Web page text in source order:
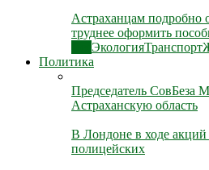
Астраханцам подробно
труднее оформить
ЭкологияТранспорт
Политика
Председатель СовБеза
Астраханскую область
В Лондоне в ходе акций
полицейских